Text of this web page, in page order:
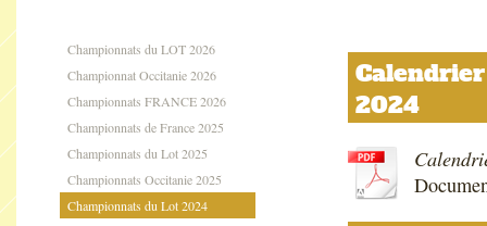
Championnats du LOT 2026
Championnat Occitanie 2026
Championnats FRANCE 2026
Championnats de France 2025
Championnats du Lot 2025
Championnats Occitanie 2025
Championnats du Lot 2024
2024